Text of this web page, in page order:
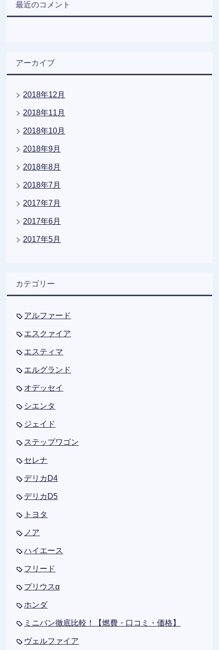
最近のコメント
アーカイブ
2018年12月
2018年11月
2018年10月
2018年9月
2018年8月
2018年7月
2017年7月
2017年6月
2017年5月
カテゴリー
アルファード
エスクァイア
エスティマ
エルグランド
オデッセイ
シエンタ
ジェイド
ステップワゴン
セレナ
デリカD4
デリカD5
トヨタ
ノア
ハイエース
フリード
プリウスα
ホンダ
ミニバン徹底比較！【燃費・口コミ・価格】
ヴェルファイア